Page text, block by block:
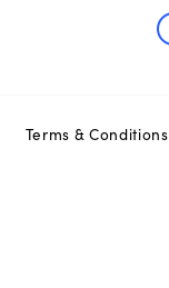
Terms & Conditions